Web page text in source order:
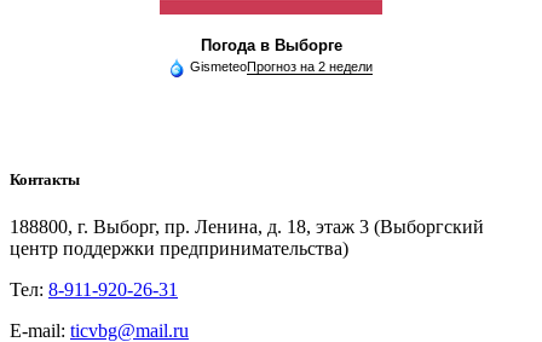
Погода в Выборге
GismeteoПрогноз на 2 недели
Контакты
188800, г. Выборг, пр. Ленина, д. 18, этаж 3 (Выборгский
центр поддержки предпринимательства)
Тел: 8-911-920-26-31
E-mail: ticvbg@mail.ru